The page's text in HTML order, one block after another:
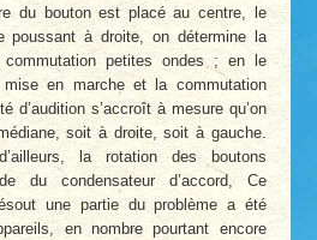
du bouton est placé au centre, le
à droite, on détermine la
petites ondes ; en le
en marche et la commutation
d’audition s’accroît à mesure qu’on
soit à droite, soit à gauche.
la rotation des boutons
du condensateur d’accord, Ce
une partie du problème a été
en nombre pourtant encore